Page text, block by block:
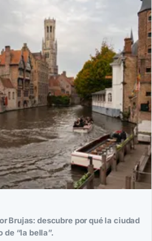
Brujas: descubre por qué la ciudad
de “la bella”.